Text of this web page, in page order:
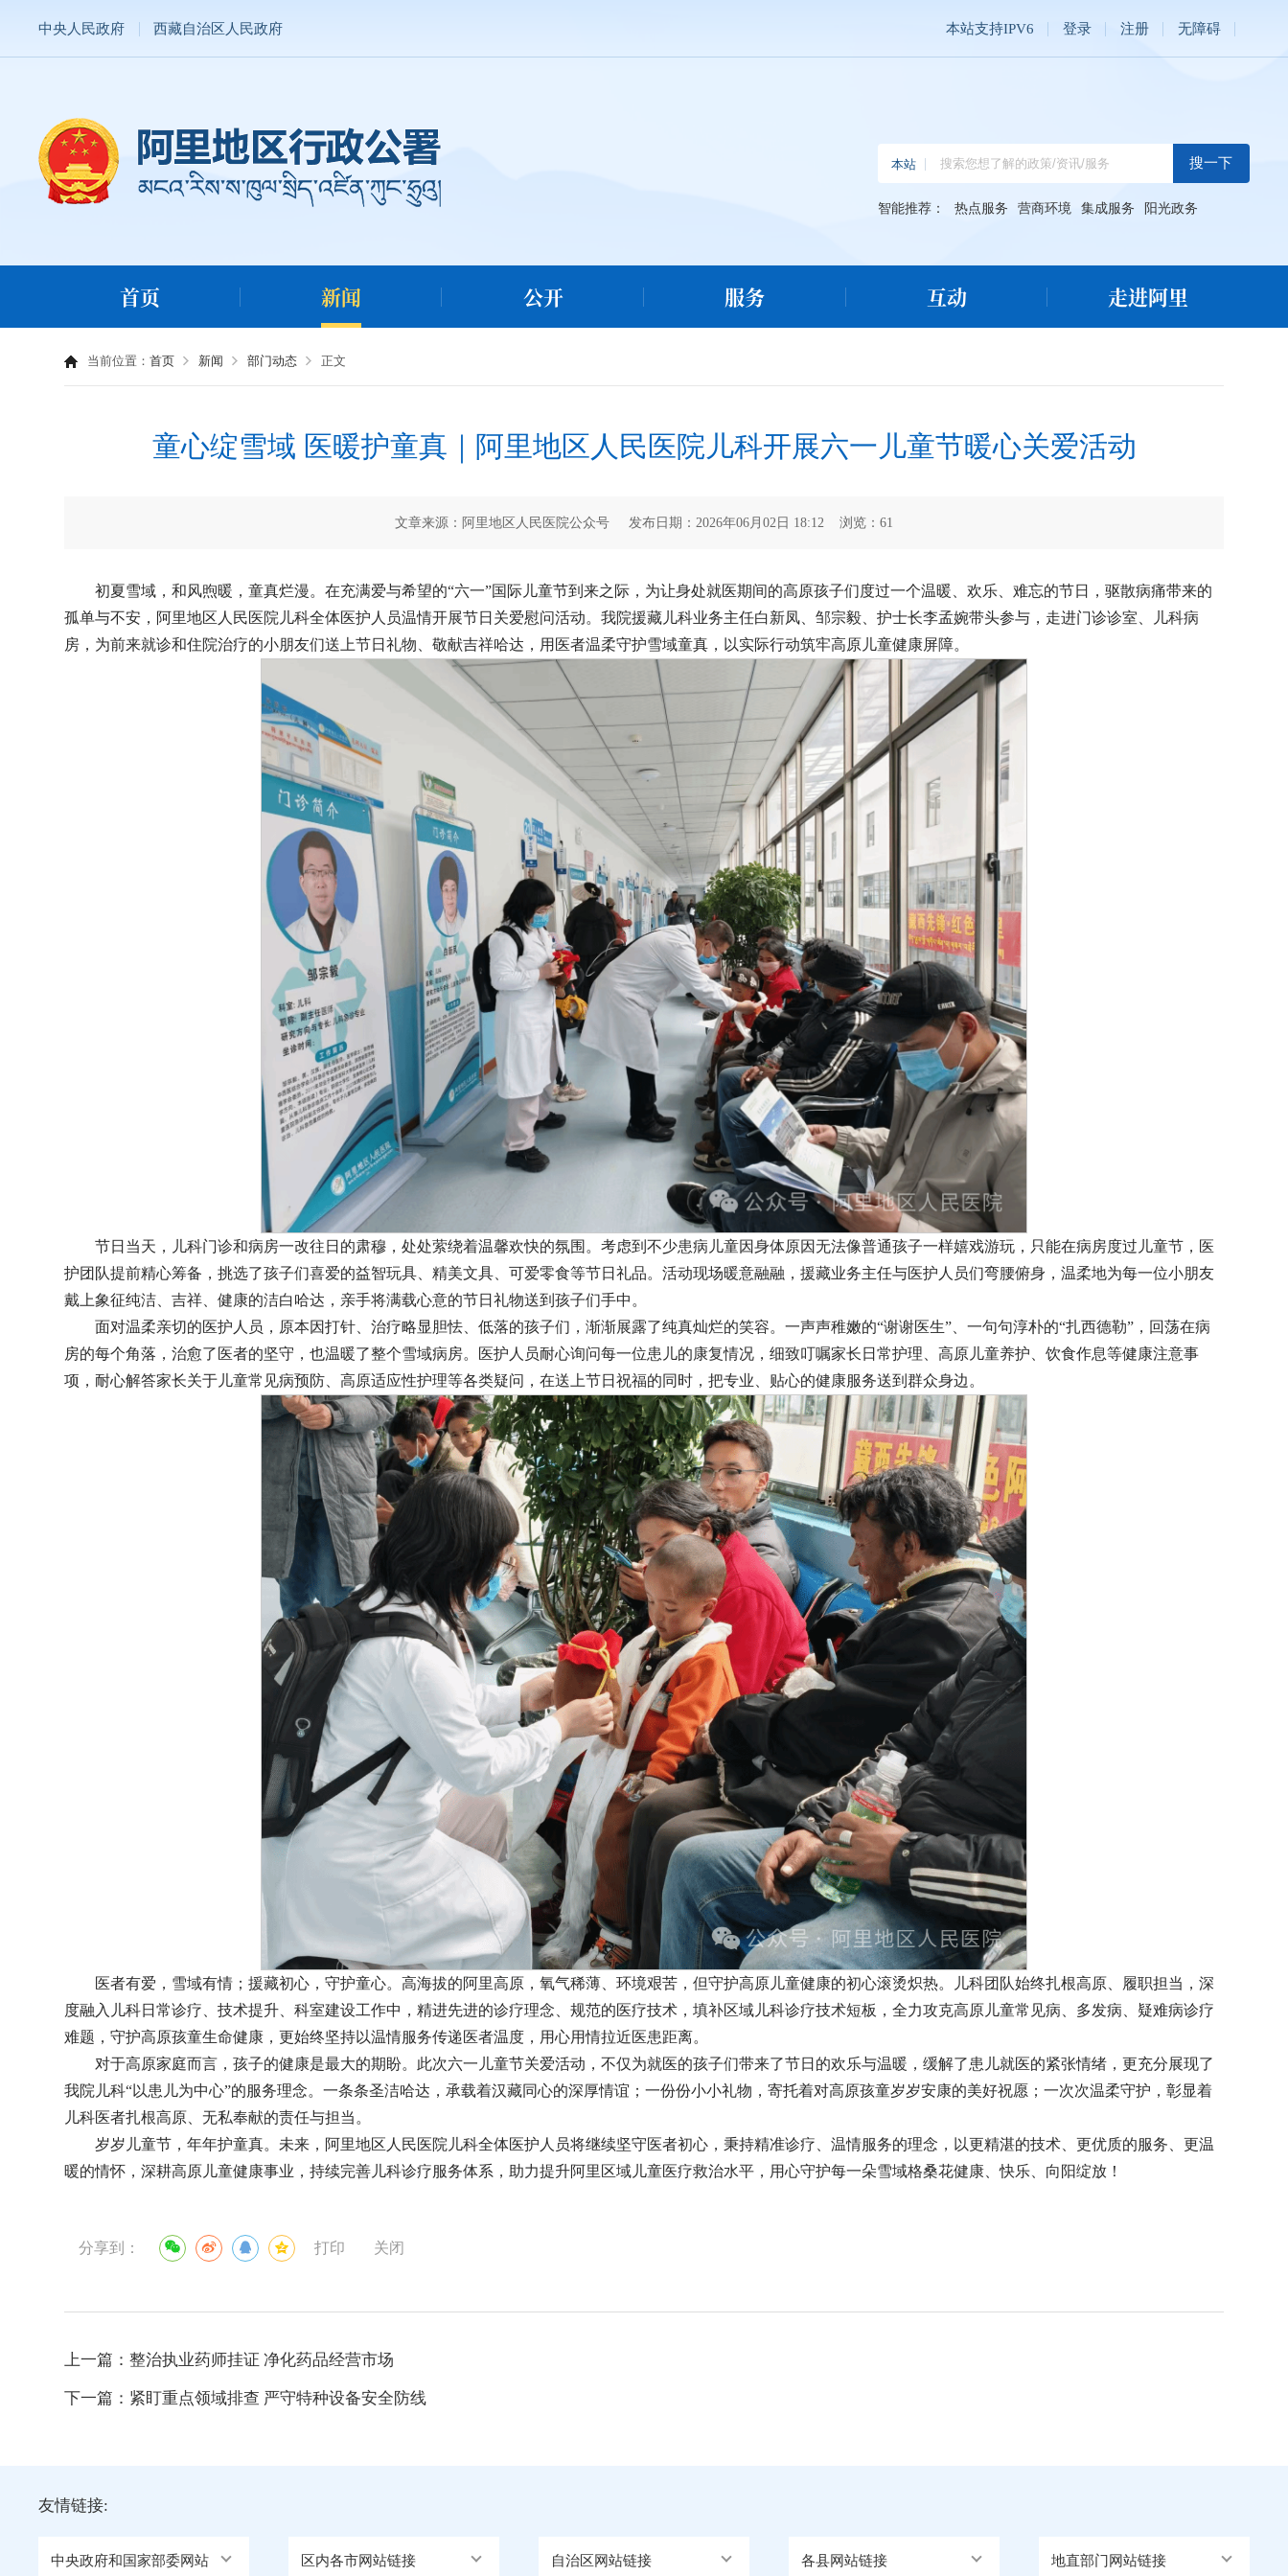
中央人民政府 西藏自治区人民政府 本站支持IPV6 登录 注册 无障碍
智能推荐： 热点服务 营商环境 集成服务 阳光政务
首页 新闻 公开 服务 互动 走进阿里
当前位置：首页 新闻 部门动态 正文
童心绽雪域 医暖护童真｜阿里地区人民医院儿科开展六一儿童节暖心关爱活动
文章来源：阿里地区人民医院公众号 发布日期：2026年06月02日 18:12 浏览： 61
初夏雪域，和风煦暖，童真烂漫。在充满爱与希望的“六一”国际儿童节到来之际，为让身处就医期间的高原孩子们度过一个温暖、欢乐、难忘的节日，驱散病痛带来的
孤单与不安，阿里地区人民医院儿科全体医护人员温情开展节日关爱慰问活动。我院援藏儿科业务主任白新凤、邹宗毅、护士长李孟婉带头参与，走进门诊诊室、儿科病
房，为前来就诊和住院治疗的小朋友们送上节日礼物、敬献吉祥哈达，用医者温柔守护雪域童真，以实际行动筑牢高原儿童健康屏障。
节日当天，儿科门诊和病房一改往日的肃穆，处处萦绕着温馨欢快的氛围。考虑到不少患病儿童因身体原因无法像普通孩子一样嬉戏游玩，只能在病房度过儿童节，医
护团队提前精心筹备，挑选了孩子们喜爱的益智玩具、精美文具、可爱零食等节日礼品。活动现场暖意融融，援藏业务主任与医护人员们弯腰俯身，温柔地为每一位小朋友
戴上象征纯洁、吉祥、健康的洁白哈达，亲手将满载心意的节日礼物送到孩子们手中。
面对温柔亲切的医护人员，原本因打针、治疗略显胆怯、低落的孩子们，渐渐展露了纯真灿烂的笑容。一声声稚嫩的“谢谢医生”、一句句淳朴的“扎西德勒”，回荡在病
房的每个角落，治愈了医者的坚守，也温暖了整个雪域病房。医护人员耐心询问每一位患儿的康复情况，细致叮嘱家长日常护理、高原儿童养护、饮食作息等健康注意事
项，耐心解答家长关于儿童常见病预防、高原适应性护理等各类疑问，在送上节日祝福的同时，把专业、贴心的健康服务送到群众身边。
医者有爱，雪域有情；援藏初心，守护童心。高海拔的阿里高原，氧气稀薄、环境艰苦，但守护高原儿童健康的初心滚烫炽热。儿科团队始终扎根高原、履职担当，深
度融入儿科日常诊疗、技术提升、科室建设工作中，精进先进的诊疗理念、规范的医疗技术，填补区域儿科诊疗技术短板，全力攻克高原儿童常见病、多发病、疑难病诊疗
难题，守护高原孩童生命健康，更始终坚持以温情服务传递医者温度，用心用情拉近医患距离。
对于高原家庭而言，孩子的健康是最大的期盼。此次六一儿童节关爱活动，不仅为就医的孩子们带来了节日的欢乐与温暖，缓解了患儿就医的紧张情绪，更充分展现了
我院儿科“以患儿为中心”的服务理念。一条条圣洁哈达，承载着汉藏同心的深厚情谊；一份份小小礼物，寄托着对高原孩童岁岁安康的美好祝愿；一次次温柔守护，彰显着
儿科医者扎根高原、无私奉献的责任与担当。
岁岁儿童节，年年护童真。未来，阿里地区人民医院儿科全体医护人员将继续坚守医者初心，秉持精准诊疗、温情服务的理念，以更精湛的技术、更优质的服务、更温
暖的情怀，深耕高原儿童健康事业，持续完善儿科诊疗服务体系，助力提升阿里区域儿童医疗救治水平，用心守护每一朵雪域格桑花健康、快乐、向阳绽放！
分享到： 打印 关闭
上一篇：整治执业药师挂证 净化药品经营市场
下一篇： 紧盯重点领域排查 严守特种设备安全防线
友情链接:
中央政府和国家部委网站 区内各市网站链接 自治区网站链接 各县网站链接 地直部门网站链接